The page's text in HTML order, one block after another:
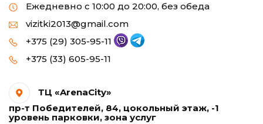
Ежедневно с 10:00 до 20:00, без обеда
vizitki2013@gmail.com
+375 (29) 305-95-11
+375 (33) 605-95-11
ТЦ «ArenaCity»
пр-т Победителей, 84, цокольный этаж, -1
уровень парковки, зона услуг